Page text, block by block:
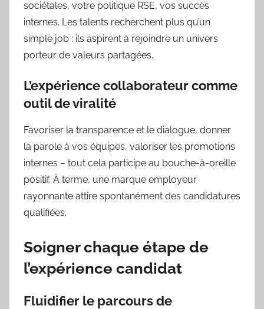
sociétales, votre politique RSE, vos succès
internes. Les talents recherchent plus qu’un
simple job : ils aspirent à rejoindre un univers
porteur de valeurs partagées.
L’expérience collaborateur comme
outil de viralité
Favoriser la transparence et le dialogue, donner
la parole à vos équipes, valoriser les promotions
internes – tout cela participe au bouche-à-oreille
positif. À terme, une marque employeur
rayonnante attire spontanément des candidatures
qualifiées.
Soigner chaque étape de
l’expérience candidat
Fluidifier le parcours de